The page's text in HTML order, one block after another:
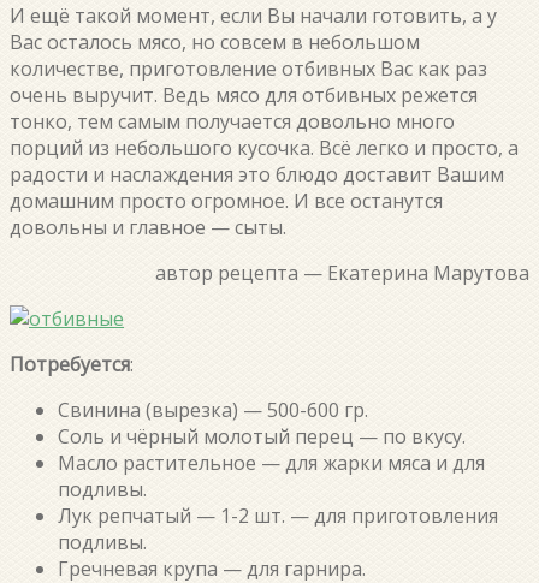
И ещё такой момент, если Вы начали готовить, а у
Вас осталось мясо, но совсем в небольшом
количестве, приготовление отбивных Вас как раз
очень выручит. Ведь мясо для отбивных режется
тонко, тем самым получается довольно много
порций из небольшого кусочка. Всё легко и просто, а
радости и наслаждения это блюдо доставит Вашим
домашним просто огромное. И все останутся
довольны и главное — сыты.
автор рецепта — Екатерина Марутова
Потребуется:
Свинина (вырезка) — 500-600 гр.
Соль и чёрный молотый перец — по вкусу.
Масло растительное — для жарки мяса и для
подливы.
Лук репчатый — 1-2 шт. — для приготовления
подливы.
Гречневая крупа — для гарнира.